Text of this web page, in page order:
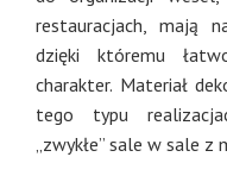
restauracjach, mają
dzięki któremu
charakter. Materiał
tego typu
„zwykłe” sale w sale